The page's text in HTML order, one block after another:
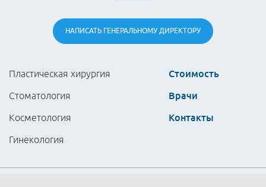
НАПИСАТЬ ГЕНЕРАЛЬНОМУДИРЕКТОРУ
Пластическая хирургия
Стоматология
Косметология
Гинекология
Стоимость
Врачи
Контакты